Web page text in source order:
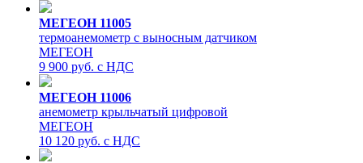
МЕГЕОН 11005
термоанемометр с выносным датчиком
МЕГЕОН
9 900 руб. с НДС
МЕГЕОН 11006
анемометр крыльчатый цифровой
МЕГЕОН
10 120 руб. с НДС